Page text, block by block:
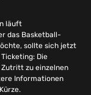
läuft
das Basketball-
sollte sich jetzt
Die
Zutritt zu einzelnen
Informationen